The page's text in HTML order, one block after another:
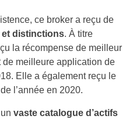
ce broker a reçu de
distinctions. À titre
la récompense de meilleur
meilleure application de
Elle a également reçu le
de l’année en 2020.
vaste catalogue d’actifs